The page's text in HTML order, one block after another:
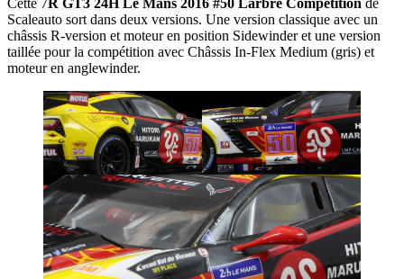
Cette 7R GT3 24H Le Mans 2016 #50 Larbre Compétition de
Scaleauto sort dans deux versions. Une version classique avec un
châssis R-version et moteur en position Sidewinder et une version
taillée pour la compétition avec Châssis In-Flex Medium (gris) et
moteur en anglewinder.